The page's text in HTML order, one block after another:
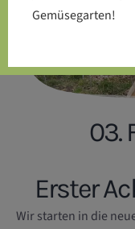
03.
Erster
Wir starten in die
Gemüsegarten!